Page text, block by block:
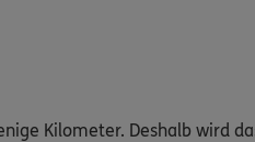
Kilometer. Deshalb wird